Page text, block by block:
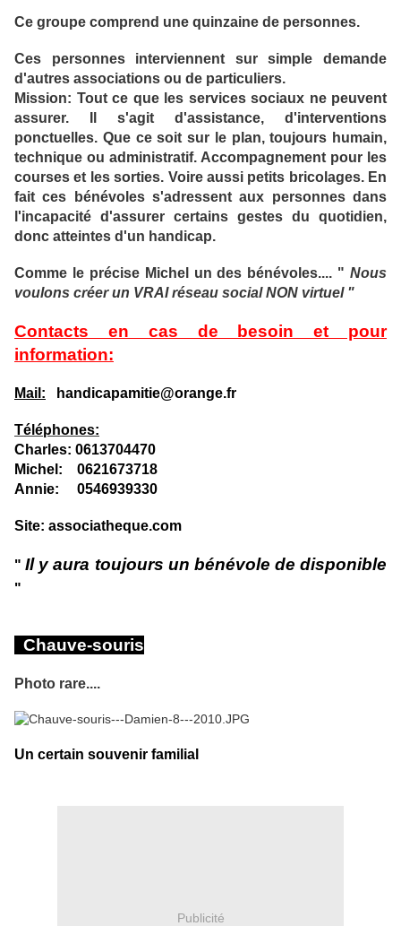
Ce groupe comprend une quinzaine de personnes.
Ces personnes interviennent sur simple demande
d'autres associations ou de particuliers.
Mission: Tout ce que les services sociaux ne peuvent
assurer. Il s'agit d'assistance, d'interventions
ponctuelles. Que ce soit sur le plan, toujours humain,
technique ou administratif. Accompagnement pour les
courses et les sorties. Voire aussi petits bricolages. En
fait ces bénévoles s'adressent aux personnes dans
l'incapacité d'assurer certains gestes du quotidien,
donc atteintes d'un handicap.
Comme le précise Michel un des bénévoles.... " Nous
voulons créer un VRAI réseau social NON virtuel "
Contacts en cas de besoin et pour
information:
Mail: handicapamitie@orange.fr
Téléphones:
Charles: 0613704470
Michel: 0621673718
Annie: 0546939330
Site: associatheque.com
"Il y aura toujours un bénévole de disponible
"
Chauve-souris
Photo rare....
Un certain souvenir familial
Publicité